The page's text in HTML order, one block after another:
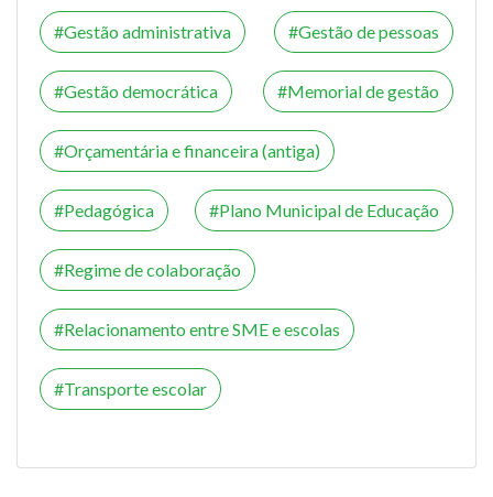
Gestão administrativa Gestão de pessoas
Gestão democrática Memorial de gestão
Orçamentária e financeira (antiga)
Pedagógica Plano Municipal de Educação
Regime de colaboração
Relacionamento entre SME e escolas
Transporte escolar